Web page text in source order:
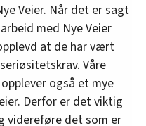
Veier. Når det er sagt
med Nye Veier
at de har vært
Våre
også et mye
Derfor er det viktig
videreføre det som er